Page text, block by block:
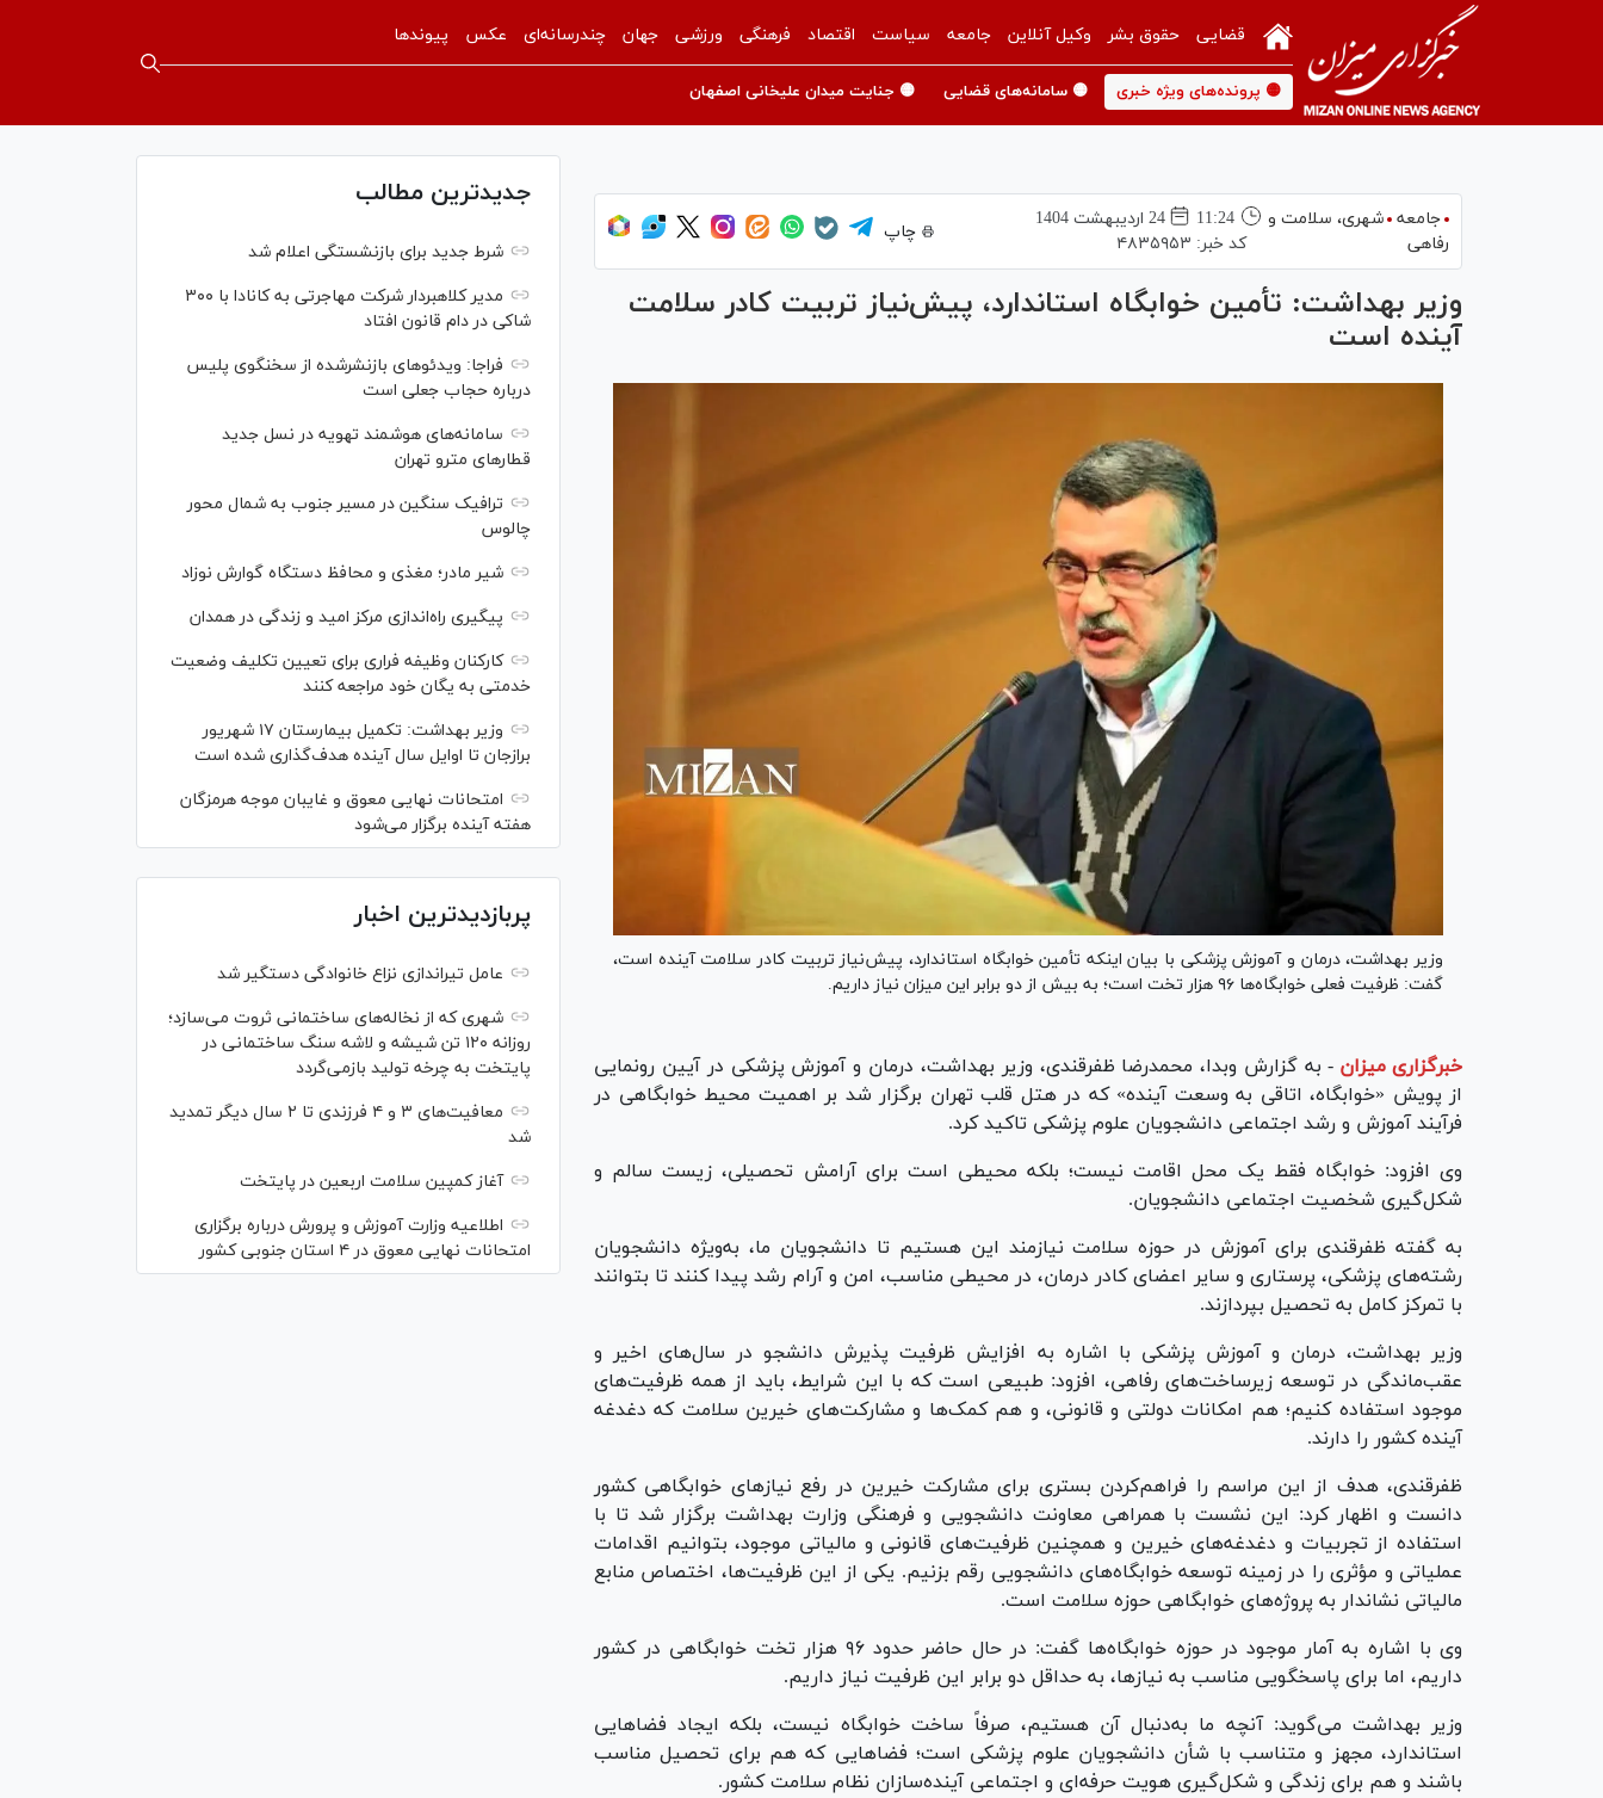
قضایی حقوق بشر وکیل آنلاین جامعه سیاست اقتصاد فرهنگی ورزشی جهان چندرسانه‌ای عکس پیوندها
🟡 پرونده‌های ویژه خبری 🟡 سامانه‌های قضایی 🟡 جنایت میدان علیخانی اصفهان
جامعه شهری،‌ سلامت و
رفاهی
11:24
24 ارديبهشت 1404
کد خبر: ۴۸۳۵۹۵۳
چاپ
وزیر بهداشت: تأمین خوابگاه استاندارد، پیش‌نیاز تربیت کادر سلامت
آینده است
وزیر بهداشت، درمان و آموزش پزشکی با بیان اینکه تأمین خوابگاه استاندارد، پیش‌نیاز تربیت کادر سلامت آینده است،
گفت: ظرفیت فعلی خوابگاه‌ها ۹۶ هزار تخت است؛ به بیش از دو برابر این میزان نیاز داریم.
خبرگزاری میزان - به گزارش وبدا، محمدرضا ظفرقندی، وزیر بهداشت، درمان و آموزش پزشکی در آیین رونمایی
از پویش «خوابگاه، اتاقی به وسعت آینده» که در هتل قلب تهران برگزار شد بر اهمیت محیط خوابگاهی در
فرآیند آموزش و رشد اجتماعی دانشجویان علوم پزشکی تاکید کرد.
وی افزود: خوابگاه فقط یک محل اقامت نیست؛ بلکه محیطی است برای آرامش تحصیلی، زیست سالم و
شکل‌گیری شخصیت اجتماعی دانشجویان.
به گفته ظفرقندی برای آموزش در حوزه سلامت نیازمند این هستیم تا دانشجویان ما، به‌ویژه دانشجویان
رشته‌های پزشکی، پرستاری و سایر اعضای کادر درمان، در محیطی مناسب، امن و آرام رشد پیدا کنند تا بتوانند
با تمرکز کامل به تحصیل بپردازند.
وزیر بهداشت، درمان و آموزش پزشکی با اشاره به افزایش ظرفیت پذیرش دانشجو در سال‌های اخیر و
عقب‌ماندگی در توسعه زیرساخت‌های رفاهی، افزود: طبیعی است که با این شرایط، باید از همه ظرفیت‌های
موجود استفاده کنیم؛ هم امکانات دولتی و قانونی، و هم کمک‌ها و مشارکت‌های خیرین سلامت که دغدغه
آینده کشور را دارند.
ظفرقندی، هدف از این مراسم را فراهم‌کردن بستری برای مشارکت خیرین در رفع نیاز‌های خوابگاهی کشور
دانست و اظهار کرد: این نشست با همراهی معاونت دانشجویی و فرهنگی وزارت بهداشت برگزار شد تا با
استفاده از تجربیات و دغدغه‌های خیرین و همچنین ظرفیت‌های قانونی و مالیاتی موجود، بتوانیم اقدامات
عملیاتی و مؤثری را در زمینه توسعه خوابگاه‌های دانشجویی رقم بزنیم. یکی از این ظرفیت‌ها، اختصاص منابع
مالیاتی نشاندار به پروژه‌های خوابگاهی حوزه سلامت است.
وی با اشاره به آمار موجود در حوزه خوابگاه‌ها گفت: در حال حاضر حدود ۹۶ هزار تخت خوابگاهی در کشور
داریم، اما برای پاسخگویی مناسب به نیازها، به حداقل دو برابر این ظرفیت نیاز داریم.
وزیر بهداشت می‌گوید: آنچه ما به‌دنبال آن هستیم، صرفاً ساخت خوابگاه نیست، بلکه ایجاد فضا‌هایی
استاندارد، مجهز و متناسب با شأن دانشجویان علوم پزشکی است؛ فضا‌هایی که هم برای تحصیل مناسب
باشند و هم برای زندگی و شکل‌گیری هویت حرفه‌ای و اجتماعی آینده‌سازان نظام سلامت کشور.
جدیدترین مطالب
شرط جدید برای بازنشستگی اعلام شد
مدیر کلاهبردار شرکت مهاجرتی به کانادا با ۳۰۰
شاکی در دام قانون افتاد
فراجا: ویدئو‌های بازنشرشده از سخنگوی پلیس
درباره حجاب جعلی است
سامانه‌های هوشمند تهویه در نسل جدید
قطار‌های مترو تهران
ترافیک سنگین در مسیر جنوب به شمال محور
چالوس
شیر مادر؛ مغذی و محافظ دستگاه گوارش نوزاد
پیگیری راه‌اندازی مرکز امید و زندگی در همدان
کارکنان وظیفه فراری برای تعیین تکلیف وضعیت
خدمتی به یگان خود مراجعه کنند
وزیر بهداشت: تکمیل بیمارستان ۱۷ شهریور
برازجان تا اوایل سال آینده هدف‌گذاری شده است
امتحانات نهایی معوق و غایبان موجه هرمزگان
هفته آینده برگزار می‌شود
پربازدیدترین اخبار
عامل تیراندازی نزاع خانوادگی دستگیر شد
شهری که از نخاله‌های ساختمانی ثروت می‌سازد؛
روزانه ۱۲۰ تن شیشه و لاشه سنگ ساختمانی در
پایتخت به چرخه تولید بازمی‌گردد
معافیت‌های ۳ و ۴ فرزندی تا ۲ سال دیگر تمدید
شد
آغاز کمپین سلامت اربعین در پایتخت
اطلاعیه وزارت آموزش و پرورش درباره برگزاری
امتحانات نهایی معوق در ۴ استان جنوبی کشور